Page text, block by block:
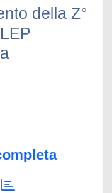
della Z°